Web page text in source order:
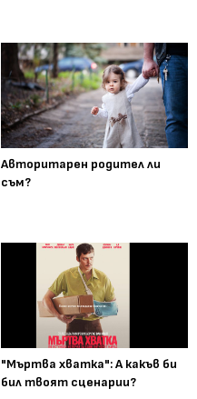
Авторитарен родител ли
съм?
"Мъртва хватка": А какъв би
бил твоят сценарии?